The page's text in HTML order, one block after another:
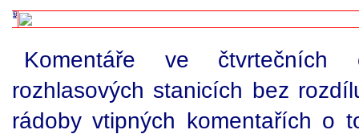
Komentáře ve
rozhlasových stanicích bez
rádoby vtipných komentařích o